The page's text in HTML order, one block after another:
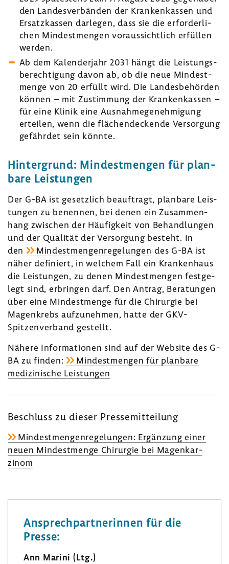
den Landes­ver­bänden der Kran­ken­kassen und
Ersatz­kassen darlegen, dass sie die erfor­der­li­
chen Mindest­mengen voraus­sicht­lich erfüllen
werden.
Ab dem Kalen­der­jahr 2031 hängt die Leis­tungs­
be­rech­ti­gung davon ab, ob die neue Mindest­
menge von 20 erfüllt wird. Die Landes­be­hörden
können – mit Zustim­mung der Kran­ken­kassen –
für eine Klinik eine Ausnah­me­ge­neh­mi­gung
erteilen, wenn die flächen­de­ckende Versor­gung
gefährdet sein könnte.
Hinter­grund: Mindest­mengen für plan­
bare Leis­tungen
Der G-BA ist gesetz­lich beauf­tragt, plan­bare Leis­
tungen zu benennen, bei denen ein Zusam­men­
hang zwischen der Häufig­keit von Behand­lungen
und der Qualität der Versor­gung besteht. In
den
Mindest­men­gen­re­ge­lungen des G-BA ist
näher defi­niert, in welchem Fall ein Kran­ken­haus
die Leis­tungen, zu denen Mindest­mengen fest­ge­
legt sind, erbringen darf. Den Antrag, Bera­tungen
über eine Mindest­menge für die Chir­urgie bei
Magen­krebs aufzu­nehmen, hatte der GKV-​
Spitzenverband gestellt.
Nähere Infor­ma­tionen sind auf der Website des G-
BA zu finden:
Mindest­mengen für plan­bare
medi­zi­ni­sche Leis­tungen
Beschluss zu dieser Pres­se­mit­tei­lung
Mindest­men­gen­re­ge­lungen: Ergän­zung einer
neuen Mindest­menge Chir­urgie bei Magen­kar­
zinom
Ansprech­part­ne­rinnen für die
Presse:
Ann Marini (Ltg.)